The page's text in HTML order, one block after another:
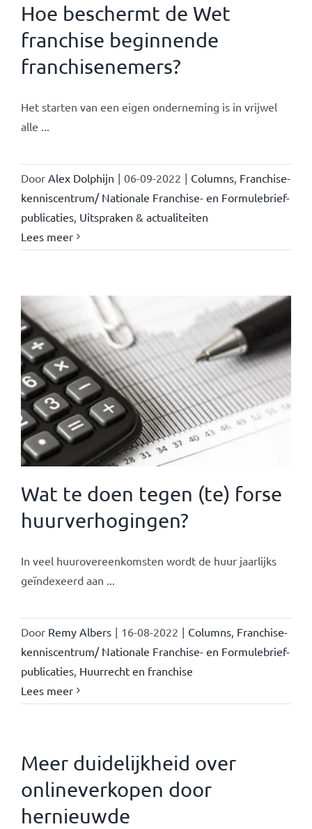
Hoe beschermt de Wet
franchise beginnende
franchisenemers?
Het starten van een eigen onderneming is in vrijwel
alle ...
Door Alex Dolphijn | 06-09-2022 | Columns Franchise-
kenniscentrum/ Nationale Franchise- en Formulebrief-
publicaties Uitspraken & actualiteiten
Lees meer
Wat te doen tegen (te) forse
huurverhogingen?
In veel huurovereenkomsten wordt de huur jaarlijks
geïndexeerd aan ...
Door Remy Albers | 16-08-2022 | Columns Franchise-
kenniscentrum/ Nationale Franchise- en Formulebrief-
publicaties Huurrecht en franchise
Lees meer
Meer duidelijkheid over
onlineverkopen door
hernieuwde